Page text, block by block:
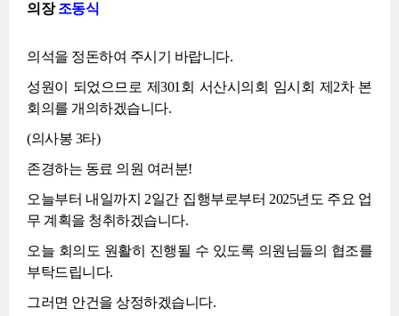
의장조동식
의석을 정돈하여 주시기 바랍니다.
성원이 되었으므로 제301회 서산시의회 임시회 제2차 본
회의를 개의하겠습니다.
(의사봉 3타)
존경하는 동료 의원 여러분!
오늘부터 내일까지 2일간 집행부로부터 2025년도 주요 업
무 계획을 청취하겠습니다.
오늘 회의도 원활히 진행될 수 있도록 의원님들의 협조를
부탁드립니다.
그러면 안건을 상정하겠습니다.